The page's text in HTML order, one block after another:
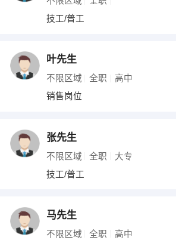
技工/普工
叶先生
不限区域 全职 高中
销售岗位
张先生
不限区域 全职 大专
技工/普工
马先生
不限区域 全职 高中